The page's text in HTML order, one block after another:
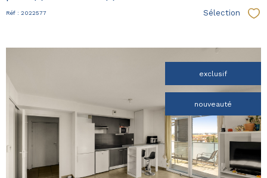
Réf : 2022577 Sélection
exclusif
nouveauté
voir le
bien